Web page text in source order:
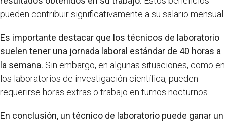
pueden contribuir significativamente a su salario mensual.
Es importante destacar que los técnicos de laboratorio
suelen tener una jornada laboral estándar de 40 horas a
la semana. Sin embargo, en algunas situaciones, como en
los laboratorios de investigación científica, pueden
requerirse horas extras o trabajo en turnos nocturnos.
En conclusión, un técnico de laboratorio puede ganar un